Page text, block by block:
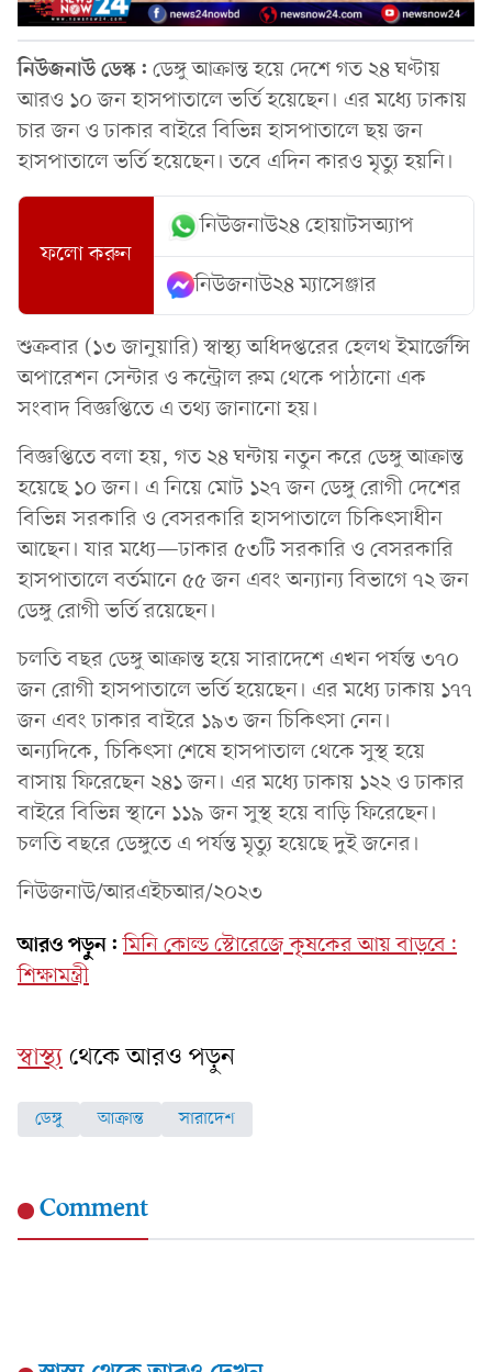
নিউজনাউ ডেস্ক: ডেঙ্গু আক্রান্ত হয়ে দেশে গত ২৪ ঘণ্টায়
আরও ১০ জন হাসপাতালে ভর্তি হয়েছেন। এর মধ্যে ঢাকায়
চার জন ও ঢাকার বাইরে বিভিন্ন হাসপাতালে ছয় জন
হাসপাতালে ভর্তি হয়েছেন। তবে এদিন কারও মৃত্যু হয়নি।
ফলো করুন
নিউজনাউ২৪ হোয়াটসঅ্যাপ
নিউজনাউ২৪ ম্যাসেঞ্জার
শুক্রবার (১৩ জানুয়ারি) স্বাস্থ্য অধিদপ্তরের হেলথ ইমার্জেন্সি
অপারেশন সেন্টার ও কন্ট্রোল রুম থেকে পাঠানো এক
সংবাদ বিজ্ঞপ্তিতে এ তথ্য জানানো হয়।
বিজ্ঞপ্তিতে বলা হয়, গত ২৪ ঘন্টায় নতুন করে ডেঙ্গু আক্রান্ত
হয়েছে ১০ জন। এ নিয়ে মোট ১২৭ জন ডেঙ্গু রোগী দেশের
বিভিন্ন সরকারি ও বেসরকারি হাসপাতালে চিকিৎসাধীন
আছেন। যার মধ্যে—ঢাকার ৫৩টি সরকারি ও বেসরকারি
হাসপাতালে বর্তমানে ৫৫ জন এবং অন্যান্য বিভাগে ৭২ জন
ডেঙ্গু রোগী ভর্তি রয়েছেন।
চলতি বছর ডেঙ্গু আক্রান্ত হয়ে সারাদেশে এখন পর্যন্ত ৩৭০
জন রোগী হাসপাতালে ভর্তি হয়েছেন। এর মধ্যে ঢাকায় ১৭৭
জন এবং ঢাকার বাইরে ১৯৩ জন চিকিৎসা নেন।
অন্যদিকে, চিকিৎসা শেষে হাসপাতাল থেকে সুস্থ হয়ে
বাসায় ফিরেছেন ২৪১ জন। এর মধ্যে ঢাকায় ১২২ ও ঢাকার
বাইরে বিভিন্ন স্থানে ১১৯ জন সুস্থ হয়ে বাড়ি ফিরেছেন।
চলতি বছরে ডেঙ্গুতে এ পর্যন্ত মৃত্যু হয়েছে দুই জনের।
নিউজনাউ/আরএইচআর/২০২৩
আরও পড়ুন: মিনি কোল্ড স্টোরেজে কৃষকের আয় বাড়বে:
শিক্ষামন্ত্রী
স্বাস্থ্যথেকে আরও পড়ুন
ডেঙ্গু আক্রান্ত সারাদেশ
Comment